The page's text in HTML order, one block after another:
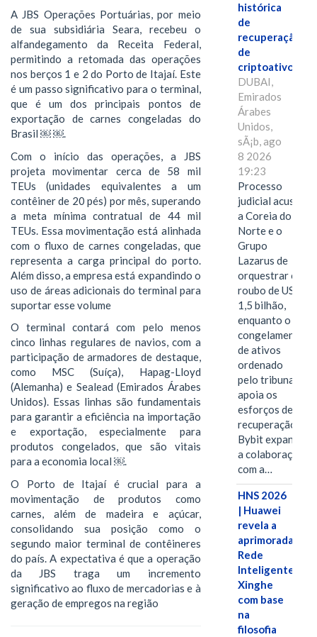
A JBS Operações Portuárias, por meio
de sua subsidiária Seara, recebeu o
alfandegamento da Receita Federal,
permitindo a retomada das operações
nos berços 1 e 2 do Porto de Itajaí. Este
é um passo significativo para o terminal,
que é um dos principais pontos de
exportação de carnes congeladas do
Brasil ￼ ￼.
Com o início das operações, a JBS
projeta movimentar cerca de 58 mil
TEUs (unidades equivalentes a um
contêiner de 20 pés) por mês, superando
a meta mínima contratual de 44 mil
TEUs. Essa movimentação está alinhada
com o fluxo de carnes congeladas, que
representa a carga principal do porto.
Além disso, a empresa está expandindo o
uso de áreas adicionais do terminal para
suportar esse volume
O terminal contará com pelo menos
cinco linhas regulares de navios, com a
participação de armadores de destaque,
como MSC (Suíça), Hapag-Lloyd
(Alemanha) e Sealead (Emirados Árabes
Unidos). Essas linhas são fundamentais
para garantir a eficiência na importação
e exportação, especialmente para
produtos congelados, que são vitais
para a economia local ￼.
O Porto de Itajaí é crucial para a
movimentação de produtos como
carnes, além de madeira e açúcar,
consolidando sua posição como o
segundo maior terminal de contêineres
do país. A expectativa é que a operação
da JBS traga um incremento
significativo ao fluxo de mercadorias e à
geração de empregos na região
histórica
de
recuperação
de
criptoativos
DUBAI,
Emirados
Árabes
Unidos,
sÃ¡b, ago
8 2026
19:23
Processo
judicial acusa
a Coreia do
Norte e o
Grupo
Lazarus de
orquestrar o
roubo de US$
1,5 bilhão,
enquanto o
congelamento
de ativos
ordenado
pelo tribunal
apoia os
esforços de
recuperação e
Bybit expande
a colaboração
com a…
HNS 2026
| Huawei
revela a
aprimorada
Rede
Inteligente
Xinghe
com base
na
filosofia